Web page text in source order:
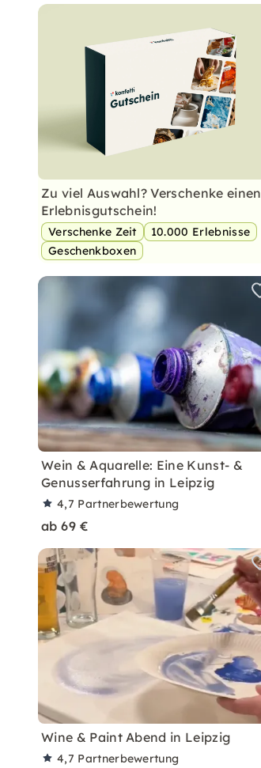
Zu viel Auswahl? Verschenke einen
Erlebnisgutschein!
Verschenke Zeit
10.000 Erlebnisse
Geschenkboxen
Wein & Aquarelle: Eine Kunst- &
Genusserfahrung in Leipzig
4,7 Partnerbewertung
ab 69 €
Wine & Paint Abend in Leipzig
4,7 Partnerbewertung